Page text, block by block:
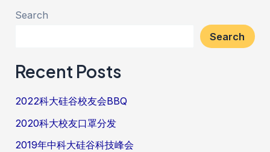
谷
创
论
坛
Search
Search
Recent Posts
2022科大硅谷校友会BBQ
2020科大校友口罩分发
2019年中科大硅谷科技峰会